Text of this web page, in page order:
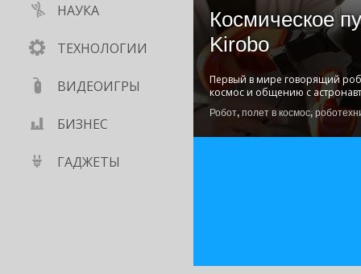
НАУКА
ТЕХНОЛОГИИ
ВИДЕОИГРЫ
БИЗНЕС
ГАДЖЕТЫ
Космическое
Kirobo
Первый в мире говорящий
космос и общению с
Робот, полет в космос,